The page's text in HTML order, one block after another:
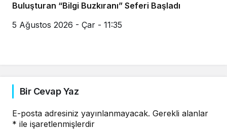
Buluşturan “Bilgi Buzkıranı” Seferi Başladı
5 Ağustos 2026 - Çar - 11:35
Bir Cevap Yaz
E-posta adresiniz yayınlanmayacak. Gerekli alanlar
* ile işaretlenmişlerdir